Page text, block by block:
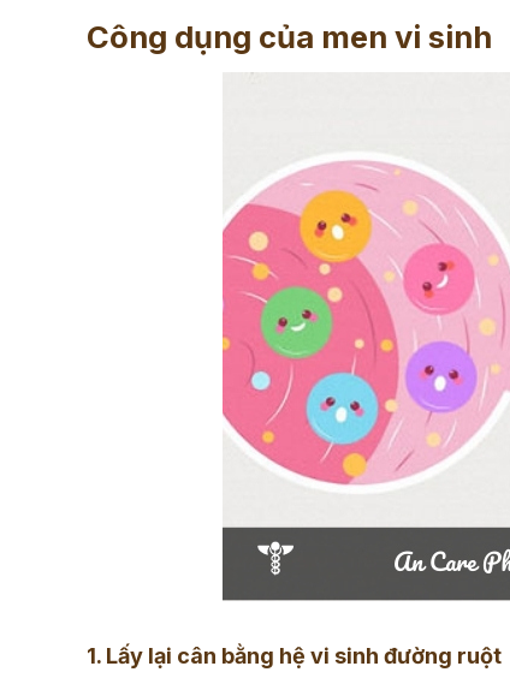
Công dụng của men vi sinh
1. Lấy lại cân bằng hệ vi sinh đường ruột